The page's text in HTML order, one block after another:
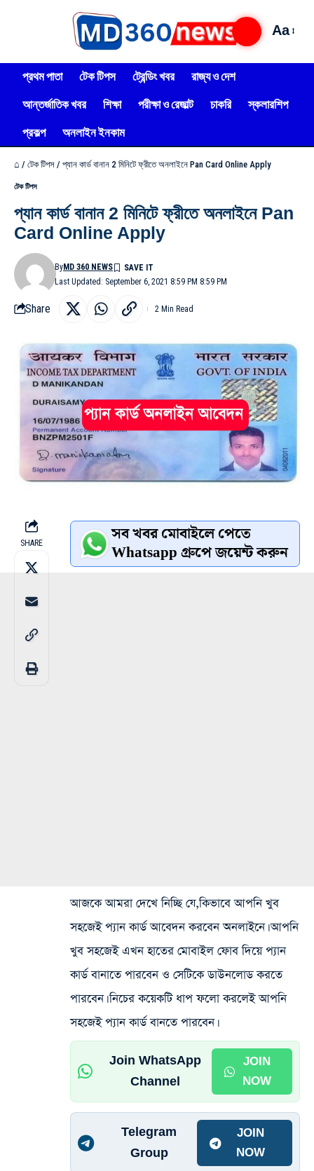
Aa
প্রথম পাতা টেক টিপস ট্রেন্ডিং খবর
রাজ্য ও দেশ
আন্তর্জাতিক খবর
শিক্ষা পরীক্ষা ও রেজাল্ট চাকরি
স্কলারশিপ
প্রকল্প
অনলাইন ইনকাম
⌂ / টেক টিপস / প্যান কার্ড বানান 2 মিনিটে ফ্রীতে অনলাইনে Pan Card Online Apply
টেক টিপস
প্যান কার্ড বানান 2 মিনিটে ফ্রীতে অনলাইনে Pan
Card Online Apply
Last Updated: September 6, 2021 8:59 PM 8:59 PM
ByMD 360 NEWS
Share 2 Min Read
SHARE সব খবর মোবাইলে পেতে
Whatsapp গ্রুপে জয়েন্ট করুন
আজকে আমরা দেখে নিচ্ছি যে,কিভাবে আপনি খুব
সহজেই প্যান কার্ড আবেদন করবেন অনলাইনে। আপনি
খুব সহজেই এখন হাতের মোবাইল ফোব দিয়ে প্যান
কার্ড বানাতে পারবেন ও সেটিকে ডাউনলোড করতে
পারবেন। নিচের কয়েকটি ধাপ ফলো করলেই আপনি
সহজেই প্যান কার্ড বানতে পারবেন।
Join WhatsApp
Channel
JOIN
NOW
Telegram
Group
JOIN
NOW